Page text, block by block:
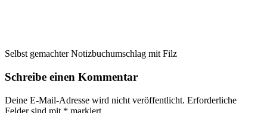
Selbst gemachter Notizbuchumschlag mit Filz
Schreibe einen Kommentar
Deine E-Mail-Adresse wird nicht veröffentlicht. Erforderliche
Felder sind mit * markiert